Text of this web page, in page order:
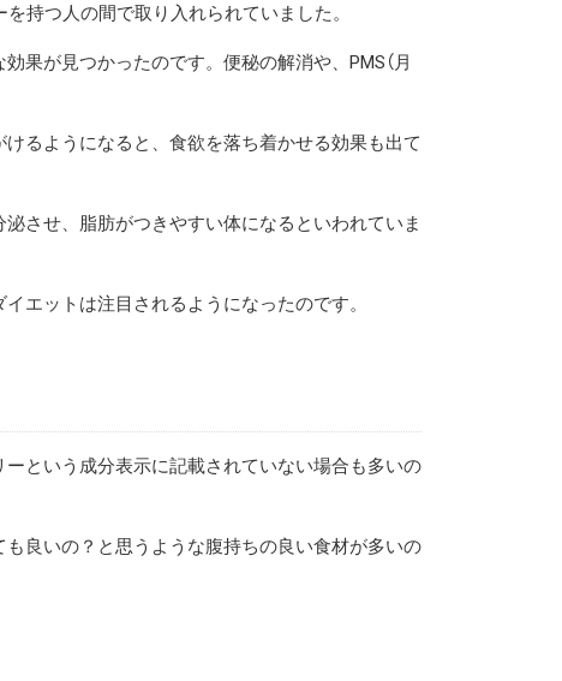
持つ人の間で取り入れられていました。
果が見つかったのです。便秘の解消や、PMS（月
るようになると、食欲を落ち着かせる効果も出て
させ、脂肪がつきやすい体になるといわれていま
エットは注目されるようになったのです。
という成分表示に記載されていない場合も多いの
良いの？と思うような腹持ちの良い食材が多いの